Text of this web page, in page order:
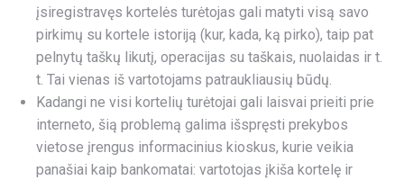
įsiregistravęs kortelės turėtojas gali matyti visą savo
pirkimų su kortele istoriją (kur, kada, ką pirko), taip pat
pelnytų taškų likutį, operacijas su taškais, nuolaidas ir t.
t. Tai vienas iš vartotojams patraukliausių būdų.
Kadangi ne visi kortelių turėtojai gali laisvai prieiti prie
interneto, šią problemą galima išspręsti prekybos
vietose įrengus informacinius kioskus, kurie veikia
panašiai kaip bankomatai: vartotojas įkiša kortelę ir